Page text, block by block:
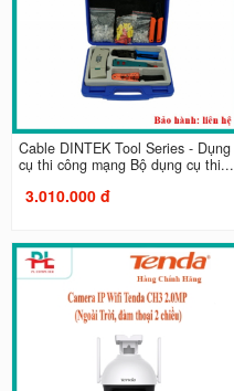
Cable DINTEK Tool Series - Dụng
cụ thi công mạng Bộ dụng cụ thi...
3.010.000 đ